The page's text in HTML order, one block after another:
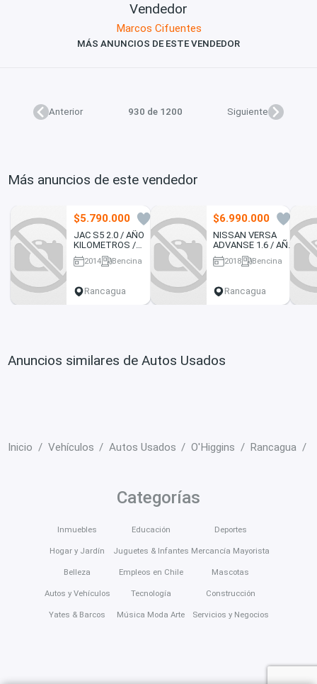
Vendedor
Marcos Cifuentes
MÁS ANUNCIOS DE ESTE VENDEDOR
Anterior 930 de 1200 Siguiente
Más anuncios de este vendedor
$5.790.000
JAC S5 2.0 / AÑO
KILOMETROS /
EXCELENTE
ESTADO
2014
Bencina
Rancagua
$6.990.000
NISSAN VERSA
ADVANSE 1.6 / AÑO
KILOMETROS /
EXCELENTE
2018
Bencina
Rancagua
Anuncios similares de Autos Usados
Inicio Vehículos Autos Usados O'Higgins Rancagua
Categorías
Inmuebles
Hogar y Jardín
Belleza
Autos y Vehículos
Yates & Barcos
Educación
Juguetes & Infantes
Empleos en Chile
Tecnología
Música Moda Arte
Deportes
Mercancía Mayorista
Mascotas
Construcción
Servicios y Negocios